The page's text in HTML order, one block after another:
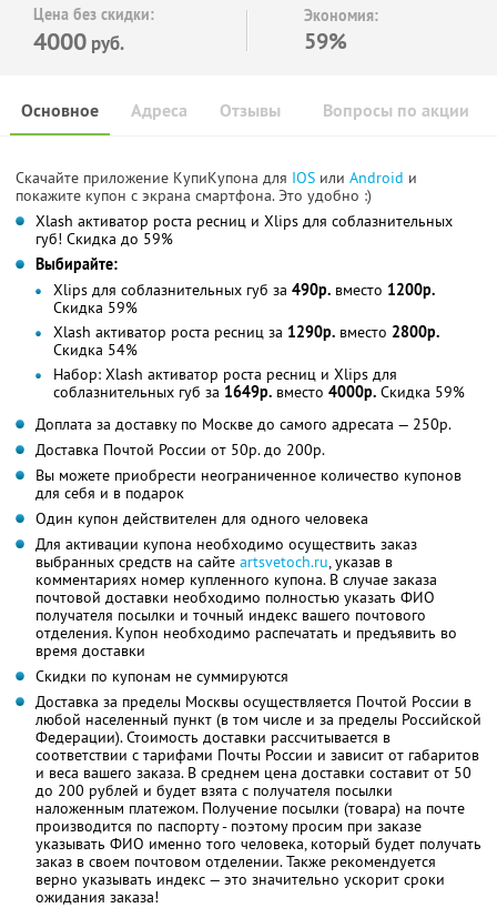
Цена без скидки:
4000 руб.
Экономия:
59%
Основное Отзывы Вопросы по акции
Адреса
Скачайте приложение КупиКупона для IOS или Android и
покажите купон с экрана смартфона. Это удобно :)
Xlash активатор роста ресниц и Xlips для соблазнительных
губ! Скидка до 59%
Выбирайте:
Xlips для соблазнительных губ за 490р. вместо 1200р.
Скидка 59%
Xlash активатор роста ресниц за 1290р. вместо 2800р.
Скидка 54%
Набор: Xlash активатор роста ресниц и Xlips для
соблазнительных губ за 1649р. вместо 4000р. Скидка 59%
Доплата за доставку по Москве до самого адресата — 250р.
Доставка Почтой России от 50р. до 200р.
Вы можете приобрести неограниченное количество купонов
для себя и в подарок
Один купон действителен для одного человека
Для активации купона необходимо осуществить заказ
выбранных средств на сайте artsvetoch.ru, указав в
комментариях номер купленного купона. В случае заказа
почтовой доставки необходимо полностью указать ФИО
получателя посылки и точный индекс вашего почтового
отделения. Купон необходимо распечатать и предъявить во
время доставки
Скидки по купонам не суммируются
Доставка за пределы Москвы осуществляется Почтой России в
любой населенный пункт (в том числе и за пределы Российской
Федерации). Стоимость доставки рассчитывается в
соответствии с тарифами Почты России и зависит от габаритов
и веса вашего заказа. В среднем цена доставки составит от 50
до 200 рублей и будет взята с получателя посылки
наложенным платежом. Получение посылки (товара) на почте
производится по паспорту - поэтому просим при заказе
указывать ФИО именно того человека, который будет получать
заказ в своем почтовом отделении. Также рекомендуется
верно указывать индекс — это значительно ускорит сроки
ожидания заказа!